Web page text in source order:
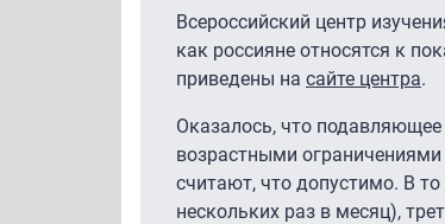
Всероссийский центр
как россияне относятся к
приведены на сайте центра.
Оказалось, что
возрастными
считают, что допустимо. В
нескольких раз в месяц),